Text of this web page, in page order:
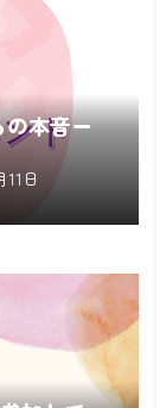
本音ー
11日